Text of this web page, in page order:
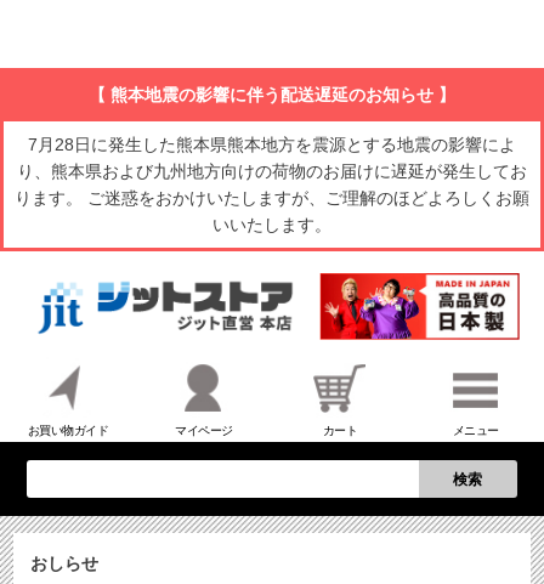
【 熊本地震の影響に伴う配送遅延のお知らせ 】
7月28日に発生した熊本県熊本地方を震源とする地震の影響によ
り、熊本県および九州地方向けの荷物のお届けに遅延が発生してお
ります。 ご迷惑をおかけいたしますが、ご理解のほどよろしくお願
いいたします。
お買い物ガイド マイページ カート メニュー
検索
おしらせ